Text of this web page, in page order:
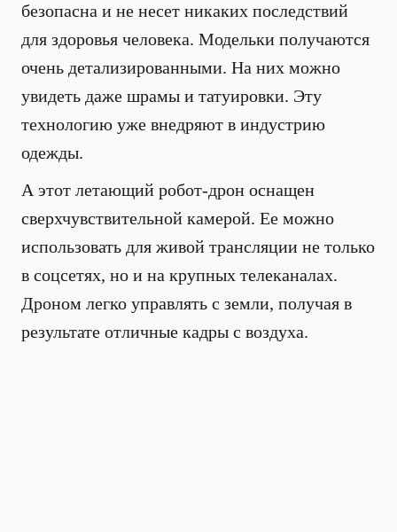
безопасна и не несет никаких последствий
для здоровья человека. Модельки получаются
очень детализированными. На них можно
увидеть даже шрамы и татуировки. Эту
технологию уже внедряют в индустрию
одежды.
А этот летающий робот-дрон оснащен
сверхчувствительной камерой. Ее можно
использовать для живой трансляции не только
в соцсетях, но и на крупных телеканалах.
Дроном легко управлять с земли, получая в
результате отличные кадры с воздуха.